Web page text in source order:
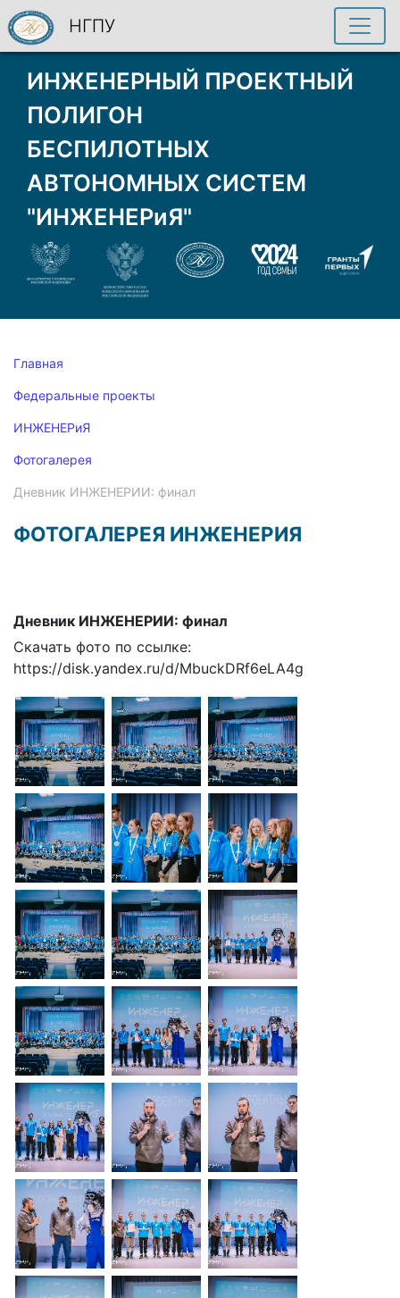
ИНЖЕНЕРНЫЙ ПРОЕКТНЫЙ
ПОЛИГОН
БЕСПИЛОТНЫХ
АВТОНОМНЫХ СИСТЕМ
"ИНЖЕНЕРиЯ"
НГПУ
Главная
Федеральные проекты
ИНЖЕНЕРиЯ
Фотогалерея
Дневник ИНЖЕНЕРИИ: финал
ФОТОГАЛЕРЕЯ ИНЖЕНЕРИЯ
Дневник ИНЖЕНЕРИИ: финал
Скачать фото по ссылке:
https://disk.yandex.ru/d/MbuckDRf6eLA4g